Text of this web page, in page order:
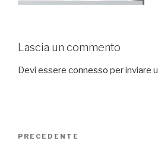
Lascia un commento
Devi essere connesso per inviare
Articolo
PRECEDENTE